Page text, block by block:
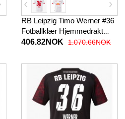
RB Leipzig Timo Werner #36
Fotballklær Hjemmedrakt
2025-26 Kortermet
406.82NOK 1.070.66NOK